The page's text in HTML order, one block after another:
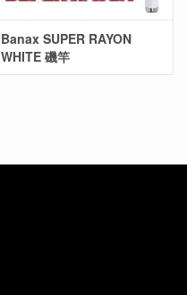
Banax SUPER RAYON
WHITE 磯竿